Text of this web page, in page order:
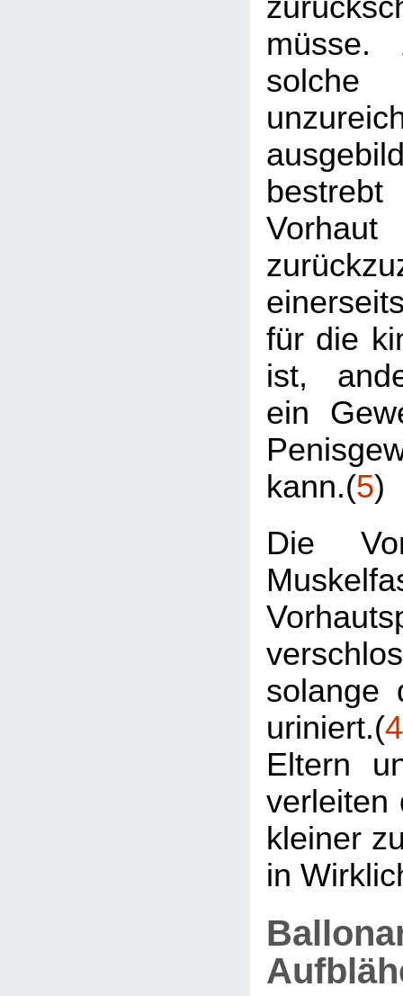
müsse.
für die
ist,
ein
kann.(5)
Die
solange
uriniert.(4
Eltern
verleiten
kleiner
in